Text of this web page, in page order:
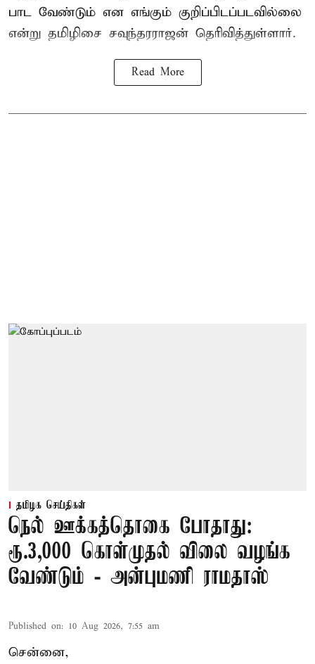
பாட வேண்டும் என எங்கும் குறிப்பிடப்படவில்லை
என்று தமிழிசை சவுந்தரராஜன் தெரிவித்துள்ளார்.
Read More
தமிழக செய்திகள்
நெல் ஊக்கத்தொகை போதாது:
ரூ.3,000 கொள்முதல் விலை வழங்க
வேண்டும் - அன்புமணி ராமதாஸ்
Published on: 10 Aug 2026, 7:55 am
சென்னை,